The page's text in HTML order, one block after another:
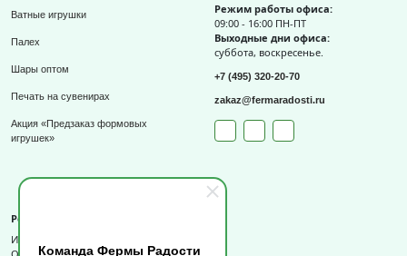
Команда Фермы Радости
Ватные игрушки
Палех
Шары оптом
Печать на сувенирах
Акция «Предзаказ формовых
игрушек»
Режим работы офиса:
09:00 - 16:00 ПН-ПТ
Выходные дни офиса:
суббота, воскресенье.
+7 (495) 320-20-70
zakaz@fermaradosti.ru
Реквизиты
ИП Слизов Е.П.